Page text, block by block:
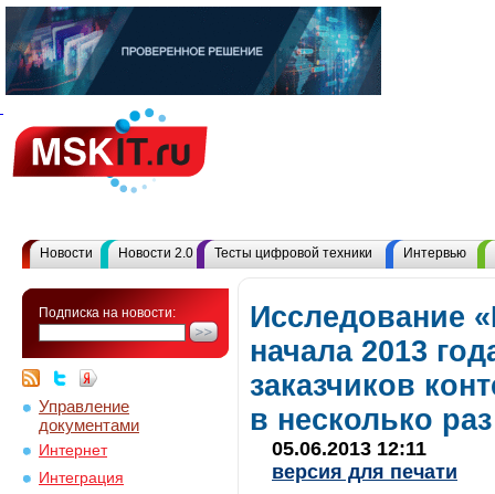
Новости Новости 2.0 Тесты цифровой техники Интервью
Подписка на новости:
Управление
документами
Интернет
Интеграция
Исследование
начала 2013
заказчиков
в несколько раз
05.06.2013 12:11
версия для печати